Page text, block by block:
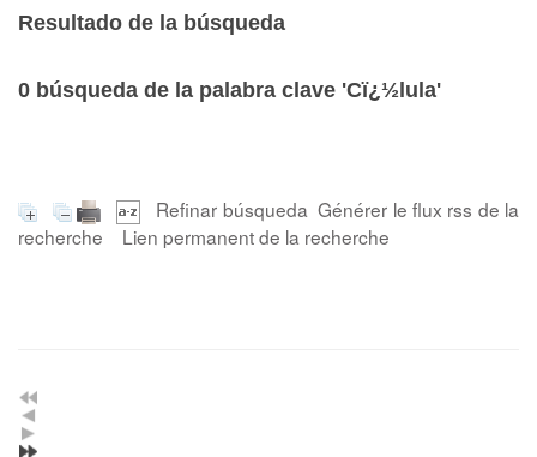
Resultado de la búsqueda
0 búsqueda de la palabra clave 'Cï¿½lula'
Refinar búsqueda Générer le flux rss de la
recherche
Lien permanent de la recherche